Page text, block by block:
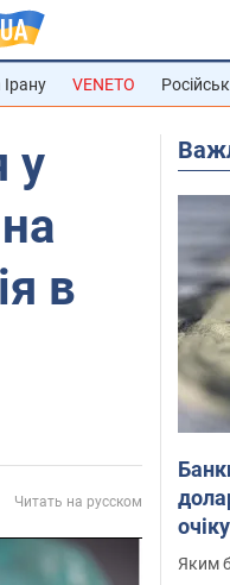
Ірану VENETO
у
в
Читать на русском
Яким